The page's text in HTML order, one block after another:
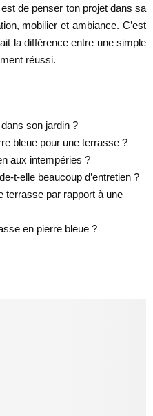
de penser ton projet dans sa
mobilier et ambiance. C’est
la différence entre une simple
réussi.
son jardin ?
bleue pour une terrasse ?
aux intempéries ?
t-elle beaucoup d’entretien ?
terrasse par rapport à une
en pierre bleue ?